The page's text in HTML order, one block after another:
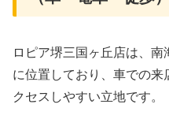
ロピア堺三国ヶ丘店は、
に位置しており、車での
クセスしやすい立地です。